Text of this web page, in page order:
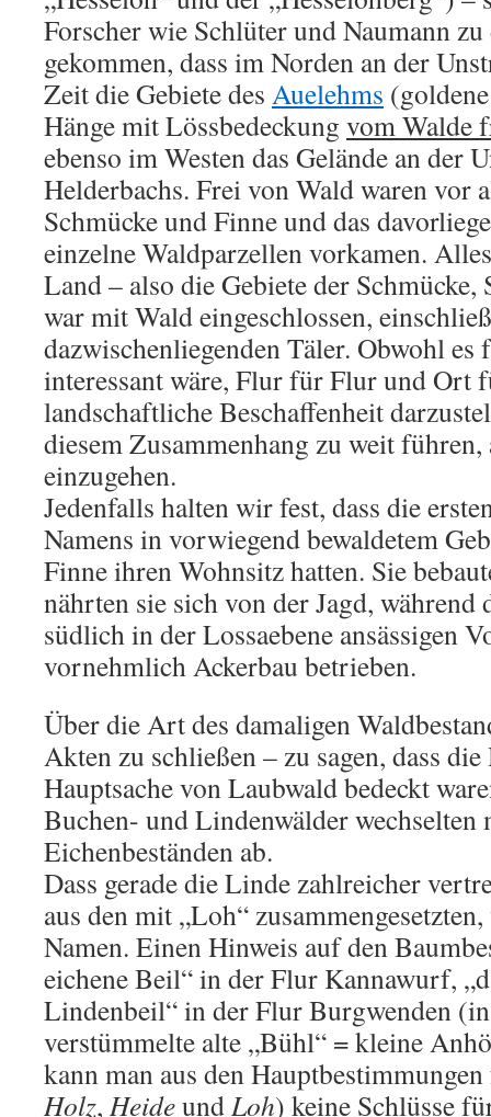
Forscher wie Schlüter und Naumann
gekommen, dass im Norden an der
Zeit die Gebiete des Auelehms
Hänge mit Lössbedeckung vom Walde
ebenso im Westen das Gelände an der
Helderbachs. Frei von Wald waren vor
Schmücke und Finne und das
einzelne Waldparzellen vorkamen.
Land – also die Gebiete der Schmücke,
war mit Wald eingeschlossen,
dazwischenliegenden Täler. Obwohl
interessant wäre, Flur für Flur und Ort
landschaftliche Beschaffenheit
diesem Zusammenhang zu weit
einzugehen.
Jedenfalls halten wir fest, dass die
Namens in vorwiegend bewaldetem
Finne ihren Wohnsitz hatten. Sie
nährten sie sich von der Jagd, während
südlich in der Lossaebene ansässigen
vornehmlich Ackerbau betrieben.
Über die Art des damaligen
Akten zu schließen – zu sagen, dass
Hauptsache von Laubwald bedeckt
Buchen- und Lindenwälder wechselten
Eichenbeständen ab.
Dass gerade die Linde zahlreicher
aus den mit „Loh“
Namen. Einen Hinweis auf den
eichene Beil“ in der Flur Kannawurf,
Lindenbeil“ in der Flur Burgwenden
verstümmelte alte „Bühl“ = kleine
kann man aus den
Holz, HeideundLoh) keine Schlüsse